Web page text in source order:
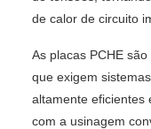
de calor de circuito
As placas PCHE
que exigem
altamente eficientes
com a usinagem